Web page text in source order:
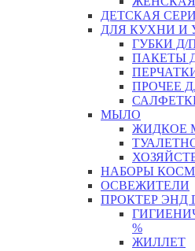
ДЕТСКАЯ
ДЛЯ КУХНИ И
ГУБКИ Д/
ПАКЕТЫ
ПРОЧЕЕ
МЫЛО
ЖИДКОЕ
НАБОРЫ
ОСВЕЖИТЕЛИ
ПРОКТЕР ЭНД
%
ЖИЛЛЕТ